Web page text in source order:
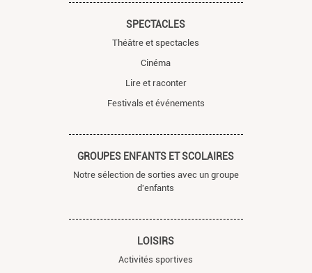
SPECTACLES
Théâtre et spectacles
Cinéma
Lire et raconter
Festivals et événements
GROUPES ENFANTS ET SCOLAIRES
Notre sélection de sorties avec un groupe
d'enfants
LOISIRS
Activités sportives